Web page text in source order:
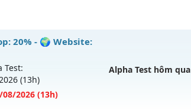
20% - 🌍 Website:
Test:
(13h)
08/2026 (13h)
Alpha Test hôm qua